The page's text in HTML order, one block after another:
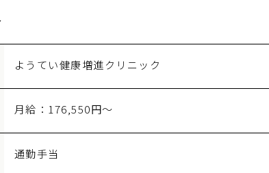
ようてい健康増進クリニック
月給：176,550円～
通勤手当